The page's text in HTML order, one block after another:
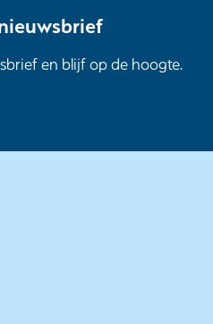
en blijf op de hoogte.